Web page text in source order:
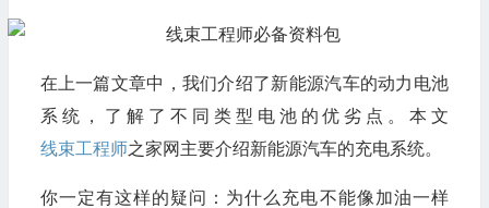
在上一篇文章中，我们介绍了新能源汽车的动力电池
系统，了解了不同类型电池的优劣点。本文
线束工程师之家网主要介绍新能源汽车的充电系统。
你一定有这样的疑问：为什么充电不能像加油一样